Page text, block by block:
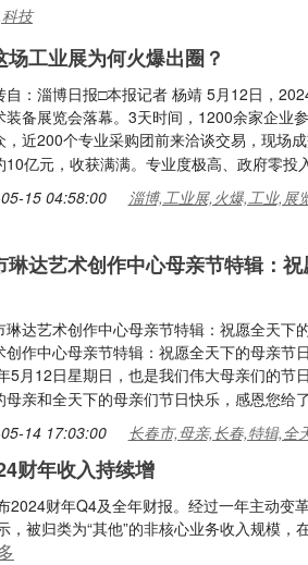
技
场工业展为何火爆出圈？
自：淄博日报□本报记者 杨靖 5月12日，
装备展览会落幕。3天时间，1200余家企业
，近200个专业采购团前来洽谈交易，现场
10亿元，收获满满。专业度极高、政府零投
15 04:58:00 淄博,工业展,火爆,工业,展
琳达艺术创作中心母亲节特辑：
琳达艺术创作中心母亲节特辑：祝愿全天下
创作中心母亲节特辑：祝愿全天下的母亲节
5月12日星期日，也是我们伟大母亲们的
母亲和全天下的母亲们节日快乐，感恩您给
14 17:03:00 长春市,母亲,长春,特辑,全
财年收入持续增
财年Q4及全年财报。经过一年主动变
被归类为“其他”的非核心业务收入规模，